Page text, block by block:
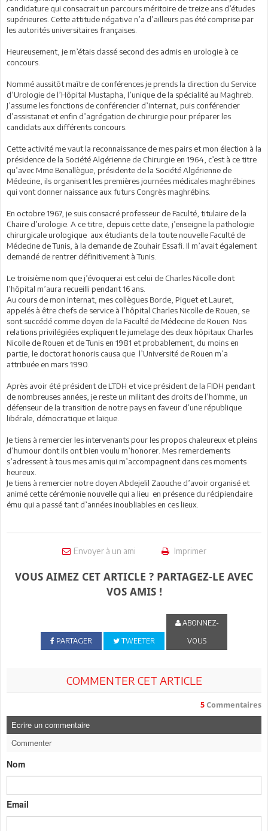
candidature qui consacrait un parcours méritoire de treize ans d’études
supérieures. Cette attitude négative n’a d’ailleurs pas été comprise par
les autorités universitaires françaises.
Heureusement, je m’étais classé second des admis en urologie à ce
concours.
Nommé aussitôt maître de conférences je prends la direction du Service
d’Urologie de l’Hôpital Mustapha, l’unique de la spécialité au Maghreb.
J’assume les fonctions de conférencier d’internat, puis conférencier
d’assistanat et enfin d’agrégation de chirurgie pour préparer les
candidats aux différents concours.
Cette activité me vaut la reconnaissance de mes pairs et mon élection à la
présidence de la Société Algérienne de Chirurgie en 1964, c’est à ce titre
qu’avec Mme Benallègue, présidente de la Société Algérienne de
Médecine, ils organisent les premières journées médicales maghrébines
qui vont donner naissance aux futurs Congrès maghrébins.
En octobre 1967, je suis consacré professeur de Faculté, titulaire de la
Chaire d’urologie. A ce titre, depuis cette date, j’enseigne la pathologie
chirurgicale urologique aux étudiants de la toute nouvelle Faculté de
Médecine de Tunis, à la demande de Zouhair Essafi. Il m’avait également
demandé de rentrer définitivement à Tunis.
Le troisième nom que j’évoquerai est celui de Charles Nicolle dont
l’hôpital m’aura recueilli pendant 16 ans.
Au cours de mon internat, mes collègues Borde, Piguet et Lauret,
appelés à être chefs de service à l’hôpital Charles Nicolle de Rouen, se
sont succédé comme doyen de la Faculté de Médecine de Rouen. Nos
relations privilégiées expliquent le jumelage des deux hôpitaux Charles
Nicolle de Rouen et de Tunis en 1981 et probablement, du moins en
partie, le doctorat honoris causa que l’Université de Rouen m’a
attribuée en mars 1990.
Après avoir été président de LTDH et vice président de la FIDH pendant
de nombreuses années, je reste un militant des droits de l’homme, un
défenseur de la transition de notre pays en faveur d’une république
libérale, démocratique et laïque.
Je tiens à remercier les intervenants pour les propos chaleureux et pleins
d’humour dont ils ont bien voulu m’honorer. Mes remerciements
s’adressent à tous mes amis qui m’accompagnent dans ces moments
heureux.
Je tiens à remercier notre doyen Abdejelil Zaouche d’avoir organisé et
animé cette cérémonie nouvelle qui a lieu en présence du récipiendaire
ému qui a passé tant d’années inoubliables en ces lieux.
Envoyer à un ami Imprimer
VOUS AIMEZ CET ARTICLE ? PARTAGEZ-LE AVEC
VOS AMIS !
PARTAGER TWEETER
ABONNEZ-
VOUS
COMMENTER CET ARTICLE
5 Commentaires
Ecrire un commentaire
Commenter
Nom
Email